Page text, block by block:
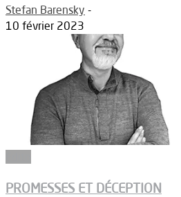
Stefan Barensky -
10 février 2023
PROMESSES ET DÉCEPTION